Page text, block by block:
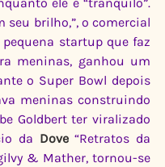
seu brilho,”, o comercial
startup que faz
meninas, ganhou um
o Super Bowl depois
meninas construindo
Goldbert ter viralizado
da Dove “Retratos da
& Mather, tornou-se